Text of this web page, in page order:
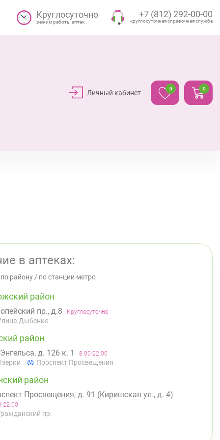
Круглосуточно
режим работы аптек
+7 (812) 292-00-00
круглосуточная справочная служба
Личный кабинет
0 0
в аптеках:
по району / по станции метро
район
пр., д.8 Круглосуточно
Дыбенко
район
д. 126 к. 1 8:00-22:00
Проспект Просвещения
район
Просвещения, д. 91 (Киришская ул., д. 4)
22:00
пр.